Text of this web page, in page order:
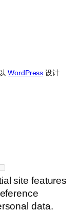
以WordPress 设计
site features
data.